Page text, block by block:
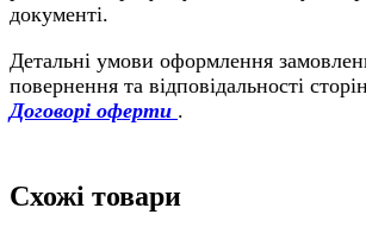
документі.
Детальні умови оформлення
повернення та відповідальності
Договорі оферти .
Схожі товари